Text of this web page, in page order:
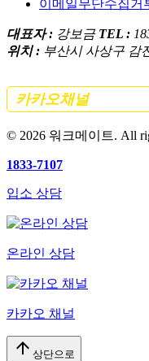
이메일무단수집거
대표자 : 강보금 TEL :
위치 : 부산시 사상구 감
카카오채널간편 문
© 2026 워크메이트. All
1833-7107
입소 상담
온라인 상담
카카오 채널
arrow_upward 상단으로